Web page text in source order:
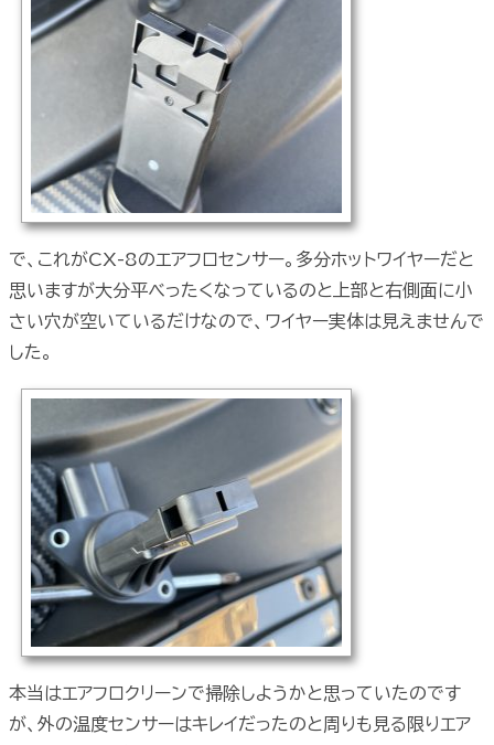
で、これがCX-8のエアフロセンサー。多分ホットワイヤーだと
思いますが大分平べったくなっているのと上部と右側面に小
さい穴が空いているだけなので、ワイヤー実体は見えませんで
した。
本当はエアフロクリーンで掃除しようかと思っていたのです
が、外の温度センサーはキレイだったのと周りも見る限りエア